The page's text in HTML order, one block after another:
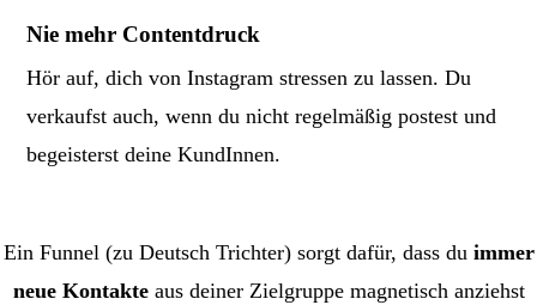
Nie mehr Contentdruck
Hör auf, dich von Instagram stressen zu lassen. Du
verkaufst auch, wenn du nicht regelmäßig postest und
begeisterst deine KundInnen.
Ein Funnel (zu Deutsch Trichter) sorgt dafür, dass du immer
neue Kontakteaus deiner Zielgruppe magnetisch anziehst